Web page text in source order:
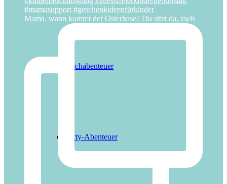
Kochabenteuer
Party-Abenteuer
Mama, wann kommt der Osterhase? Du sitzt da, zwis